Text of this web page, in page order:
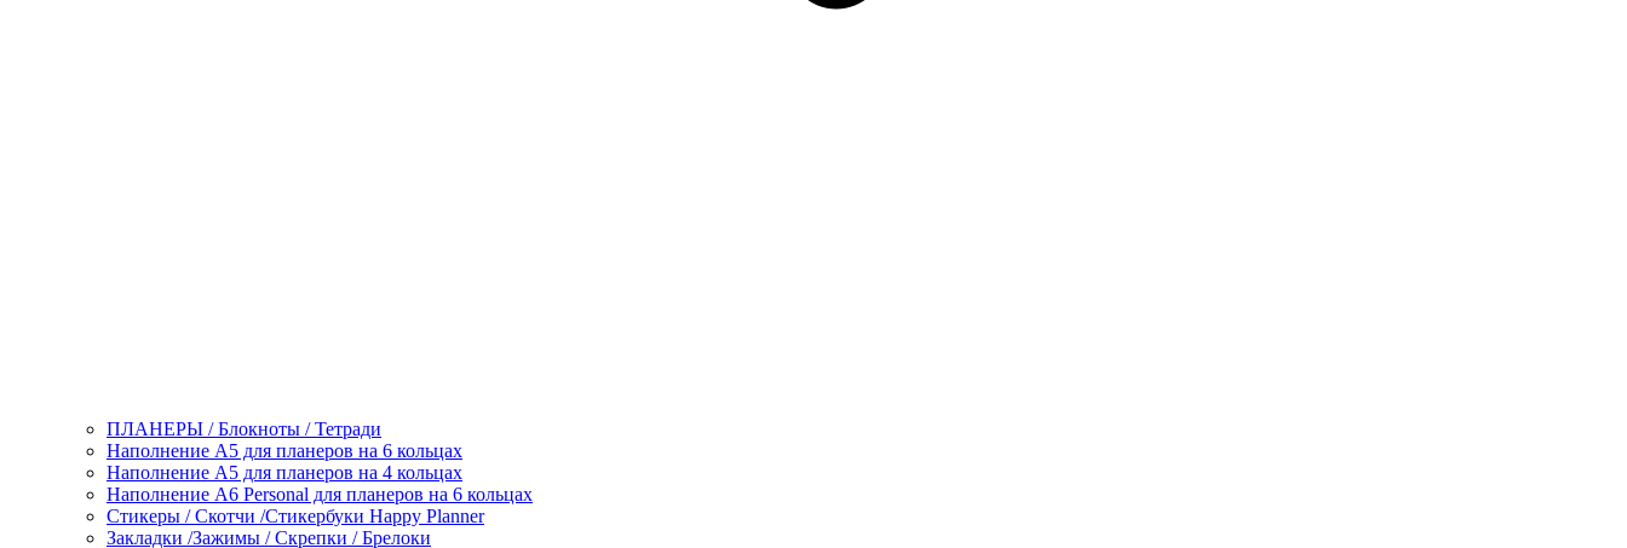
ПЛАНЕРЫ / Блокноты / Тетради
Наполнение А5 для планеров на 6 кольцах
Наполнение А5 для планеров на 4 кольцах
Наполнение А6 Personal для планеров на 6 кольцах
Стикеры / Скотчи /Стикербуки Happy Planner
Закладки /Зажимы / Скрепки / Брелоки